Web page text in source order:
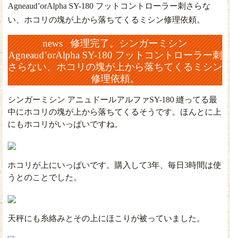
Agneaud’orAlpha SY-180 フットコントローラー刺さらな
い、ホコリの塊が上から落ちてくるミシン修理依頼。
news 修理完了。シンガーミシン
Agneaud’orAlpha SY-180 フットコントローラー刺
さらない、ホコリの塊が上から落ちてくるミシン
修理依頼。
シンガーミシン アニュドールアルファSY-180 縫ってる最
中にホコリの塊が上から落ちてくるそうです。ほんとに上
にもホコリがいっぱいですね。
ホコリが上にいっぱいです。購入して3年、毎日3時間は使
うとのことでした。
天秤にも糸絡みとその上にほこりが被っていました。